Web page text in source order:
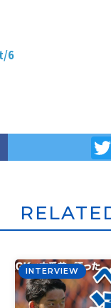
6
INTERVIEW